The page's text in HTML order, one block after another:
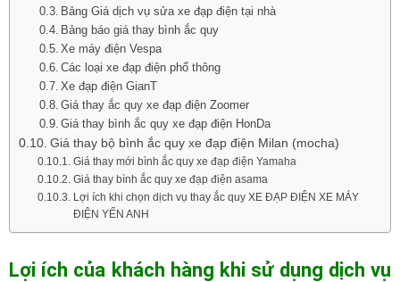
Bảng Giá dịch vụ sửa xe đạp điện tại nhà
Bảng báo giá thay bình ắc quy
Xe máy điện Vespa
Các loại xe đạp điện phổ thông
Xe đạp điện GianT
Giá thay ắc quy xe đạp điện Zoomer
Giá thay bình ắc quy xe đạp điện HonDa
Giá thay bộ bình ắc quy xe đạp điện Milan (mocha)
Giá thay mới bình ắc quy xe đạp điện Yamaha
Giá thay bình ắc quy xe đạp điện asama
Lợi ích khi chọn dịch vụ thay ắc quy XE ĐẠP ĐIỆN XE MÁY
ĐIỆN YẾN ANH
Lợi ích của khách hàng khi sử dụng dịch vụ